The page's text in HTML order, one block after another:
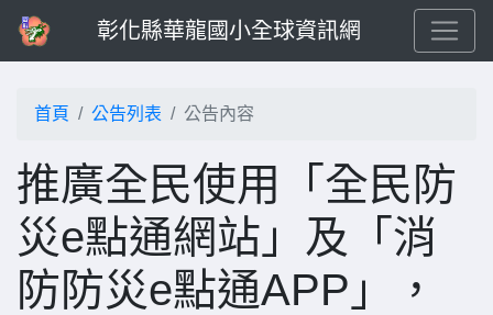
彰化縣華龍國小全球資訊網
首頁 公告列表 公告內容
推廣全民使用「全民防
災e點通網站」及「消
防防災e點通APP」，